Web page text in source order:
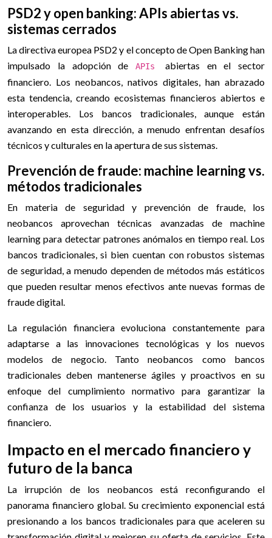
PSD2 y open banking: APIs abiertas vs.
sistemas cerrados
La directiva europea PSD2 y el concepto de Open Banking han
impulsado la adopción de APIs abiertas en el sector
financiero. Los neobancos, nativos digitales, han abrazado
esta tendencia, creando ecosistemas financieros abiertos e
interoperables. Los bancos tradicionales, aunque están
avanzando en esta dirección, a menudo enfrentan desafíos
técnicos y culturales en la apertura de sus sistemas.
Prevención de fraude: machine learning vs.
métodos tradicionales
En materia de seguridad y prevención de fraude, los
neobancos aprovechan técnicas avanzadas de machine
learning para detectar patrones anómalos en tiempo real. Los
bancos tradicionales, si bien cuentan con robustos sistemas
de seguridad, a menudo dependen de métodos más estáticos
que pueden resultar menos efectivos ante nuevas formas de
fraude digital.
La regulación financiera evoluciona constantemente para
adaptarse a las innovaciones tecnológicas y los nuevos
modelos de negocio. Tanto neobancos como bancos
tradicionales deben mantenerse ágiles y proactivos en su
enfoque del cumplimiento normativo para garantizar la
confianza de los usuarios y la estabilidad del sistema
financiero.
Impacto en el mercado financiero y
futuro de la banca
La irrupción de los neobancos está reconfigurando el
panorama financiero global. Su crecimiento exponencial está
presionando a los bancos tradicionales para que aceleren su